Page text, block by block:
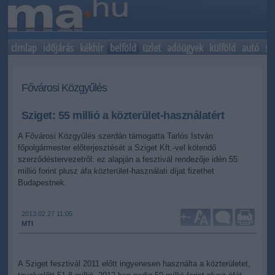
címlap időjárás kékhír belföld üzlet adóügyek külföld autó
Fővárosi Közgyűlés
Sziget: 55 millió a közterület-használatért
A Fővárosi Közgyűlés szerdán támogatta Tarlós István
főpolgármester előterjesztését a Sziget Kft.-vel kötendő
szerződéstervezetről: ez alapján a fesztivál rendezője idén 55
millió forint plusz áfa közterület-használati díjat fizethet
Budapestnek.
2013.02.27 11:05
MTI
+-
A Sziget fesztivál 2011 előtt ingyenesen használta a közterületet,